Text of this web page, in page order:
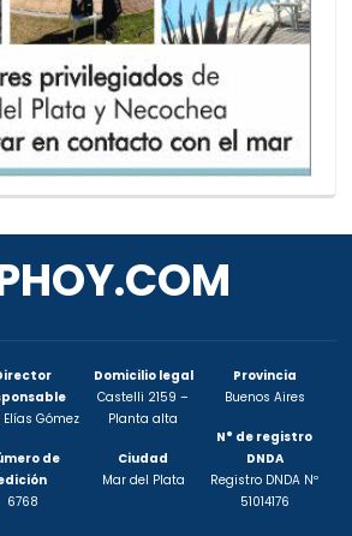
Elías Gómez
de
6768
Domicilio legal
Castelli 2159 –
Planta alta
Ciudad
Mar del Plata
Provincia
Buenos Aires
N° de registro
DNDA
Registro DNDA Nº
51014176